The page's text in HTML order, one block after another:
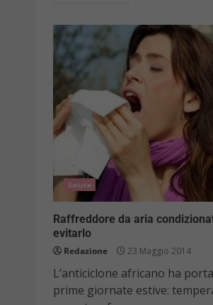
Salute
Raffreddore da aria
evitarlo
Redazione 23 Maggio 2014
L’anticiclone africano ha
prime giornate estive: